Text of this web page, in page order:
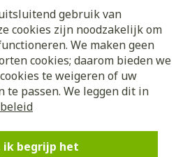
gebruik van
cookies zijn noodzakelijk om
We maken geen
cookies; daarom bieden we
te weigeren of uw
passen. We leggen dit in
ik begrijp het